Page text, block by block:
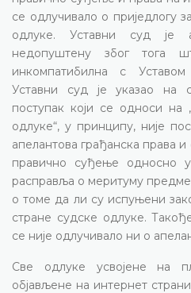
се одлучивало о приједлогу
одлуке. Уставни суд је
недопуштену због тога
инкомпатибилна с
Уставни суд је указао на
поступак који се односи на
одлуке“, у принципу, није
апелантова грађанска права
правично суђење односно
расправља о меритуму
о томе да ли су испуњени
стране судске одлуке.
се није одлучивало ни о
Све одлуке усвојене на
објављене на интернет